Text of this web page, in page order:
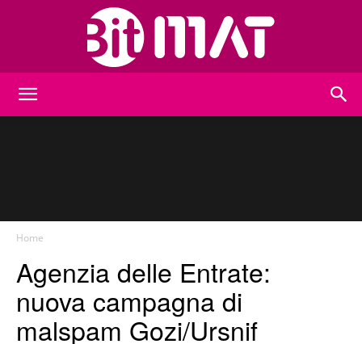
Home
Agenzia delle Entrate:
nuova campagna di
malspam Gozi/Ursnif